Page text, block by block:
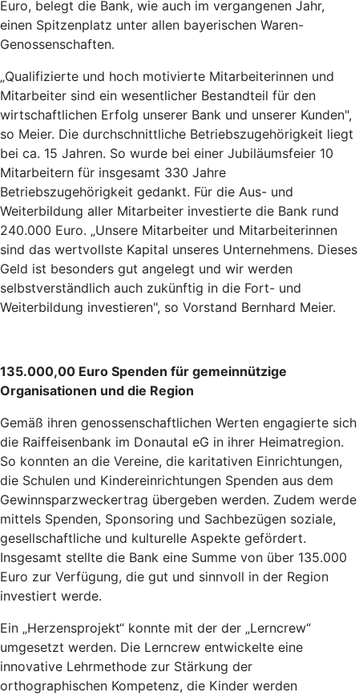
Euro, belegt die Bank, wie auch im vergangenen Jahr,
einen Spitzenplatz unter allen bayerischen Waren-
Genossenschaften.
„Qualifizierte und hoch motivierte Mitarbeiterinnen und
Mitarbeiter sind ein wesentlicher Bestandteil für den
wirtschaftlichen Erfolg unserer Bank und unserer Kunden",
so Meier. Die durchschnittliche Betriebszugehörigkeit liegt
bei ca. 15 Jahren. So wurde bei einer Jubiläumsfeier 10
Mitarbeitern für insgesamt 330 Jahre
Betriebszugehörigkeit gedankt. Für die Aus- und
Weiterbildung aller Mitarbeiter investierte die Bank rund
240.000 Euro. „Unsere Mitarbeiter und Mitarbeiterinnen
sind das wertvollste Kapital unseres Unternehmens. Dieses
Geld ist besonders gut angelegt und wir werden
selbstverständlich auch zukünftig in die Fort- und
Weiterbildung investieren", so Vorstand Bernhard Meier.
135.000,00 Euro Spenden für gemeinnützige
Organisationen und die Region
Gemäß ihren genossenschaftlichen Werten engagierte sich
die Raiffeisenbank im Donautal eG in ihrer Heimatregion.
So konnten an die Vereine, die karitativen Einrichtungen,
die Schulen und Kindereinrichtungen Spenden aus dem
Gewinnsparzweckertrag übergeben werden. Zudem werde
mittels Spenden, Sponsoring und Sachbezügen soziale,
gesellschaftliche und kulturelle Aspekte gefördert.
Insgesamt stellte die Bank eine Summe von über 135.000
Euro zur Verfügung, die gut und sinnvoll in der Region
investiert werde.
Ein „Herzensprojekt“ konnte mit der der „Lerncrew“
umgesetzt werden. Die Lerncrew entwickelte eine
innovative Lehrmethode zur Stärkung der
orthographischen Kompetenz, die Kinder werden